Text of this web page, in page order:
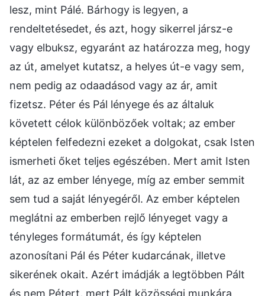
lesz, mint Pálé. Bárhogy is legyen, a
rendeltetésedet, és azt, hogy sikerrel jársz-e
vagy elbuksz, egyaránt az határozza meg, hogy
az út, amelyet kutatsz, a helyes út-e vagy sem,
nem pedig az odaadásod vagy az ár, amit
fizetsz. Péter és Pál lényege és az általuk
követett célok különbözőek voltak; az ember
képtelen felfedezni ezeket a dolgokat, csak Isten
ismerheti őket teljes egészében. Mert amit Isten
lát, az az ember lényege, míg az ember semmit
sem tud a saját lényegéről. Az ember képtelen
meglátni az emberben rejlő lényeget vagy a
tényleges formátumát, és így képtelen
azonosítani Pál és Péter kudarcának, illetve
sikerének okait. Azért imádják a legtöbben Pált
és nem Pétert, mert Pált közösségi munkára